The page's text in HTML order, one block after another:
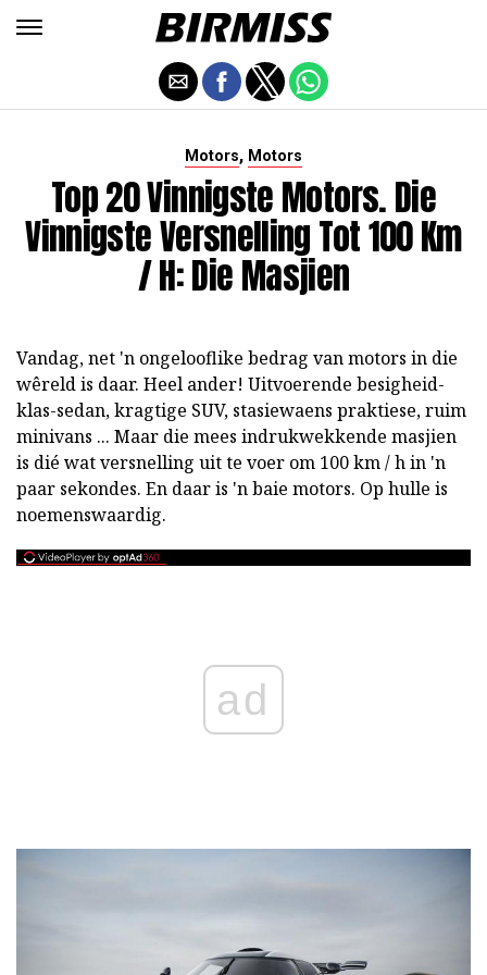
Motors, Motors
Top 20 Vinnigste Motors. Die
Vinnigste Versnelling Tot 100 Km
/ H: Die Masjien
Vandag, net 'n ongelooflike bedrag van motors in die
wêreld is daar. Heel ander! Uitvoerende besigheid-
klas-sedan, kragtige SUV, stasiewaens praktiese, ruim
minivans ... Maar die mees indrukwekkende masjien
is dié wat versnelling uit te voer om 100 km / h in 'n
paar sekondes. En daar is 'n baie motors. Op hulle is
noemenswaardig.
ad